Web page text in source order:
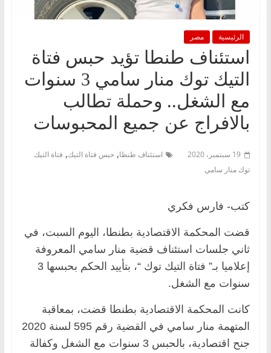
الرئيسية مصر
استئناف طنطا تؤيد حبس فتاة
التيك توك منار سامي 3 سنوات
مع الشغل.. وحملة تطالب
بالافراج عن جميع المحبوسات
19 سبتمبر، 2020 استئناف طنطا, حبس فتاة التيك, فتاة التيك
توك منار سامي
كتب- فارس فكري
قضت المحكمة الاقتصادية بطنطا، اليوم السبت، في
ثاني جلسات استئناف قضية منار سامي المعروفة
إعلاميا بـ” فتاة التيك توك “، بتأييد الحكم بحبسها 3
سنوات مع الشغل.
كانت المحكمة الاقتصادية بطنطا قضت، بمعاقبة
المتهمة منار سامي في القضية رقم 595 لسنة 2020
جنح اقتصادية، بالحبس 3 سنوات مع الشغل وكفالة